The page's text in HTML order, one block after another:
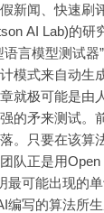
新闻、快速刷
AI Lab)的研
言模型测试
模式来自动生
就极可能是由
的矛来测试。
。只要在该算
队正是用
最可能出现的
编写的算法所